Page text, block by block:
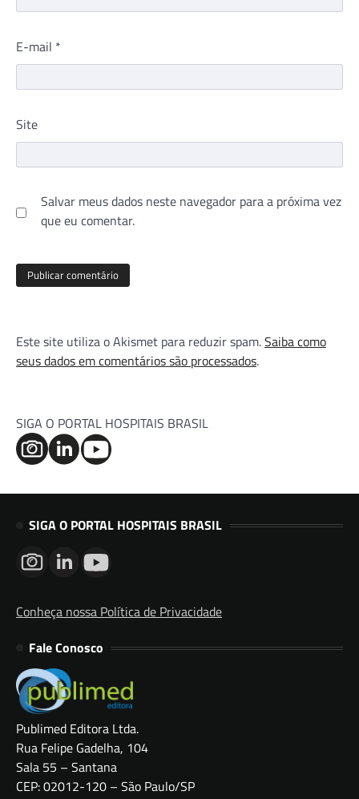
E-mail *
Site
Salvar meus dados neste navegador para a próxima vez
que eu comentar.
Este site utiliza o Akismet para reduzir spam.Saiba como
seus dados em comentários são processados.
SIGA O PORTAL HOSPITAIS BRASIL
SIGA O PORTAL HOSPITAIS BRASIL
Conheça nossa Política de Privacidade
Fale Conosco
Publimed Editora Ltda.
Rua Felipe Gadelha, 104
Sala 55 – Santana
CEP: 02012-120 – São Paulo/SP